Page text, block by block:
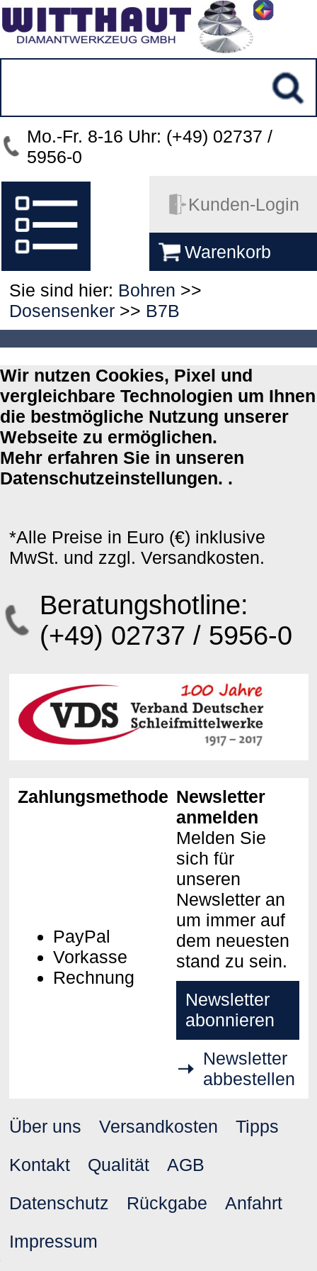
Mo.-Fr. 8-16 Uhr: (+49) 02737 /
5956-0
Kunden-Login
Warenkorb
Sie sind hier: Bohren >>
Dosensenker>> B7B
Wir nutzen Cookies, Pixel und
vergleichbare Technologien um Ihnen
die bestmögliche Nutzung unserer
Webseite zu ermöglichen.
Mehr erfahren Sie in unseren
Datenschutzeinstellungen. .
*Alle Preise in Euro (€) inklusive
MwSt. und zzgl. Versandkosten.
Beratungshotline:
(+49) 02737 / 5956-0
Zahlungsmethoden
PayPal
Vorkasse
Rechnung
Newsletter
anmelden
Melden Sie
sich für
unseren
Newsletter an
um immer auf
dem neuesten
stand zu sein.
Newsletter
abonnieren
Newsletter
abbestellen
Über uns Versandkosten
Tipps
Kontakt
Qualität
AGB
Datenschutz
Rückgabe
Anfahrt
Impressum